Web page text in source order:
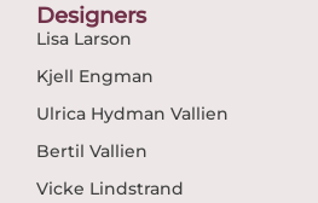
Designers
Lisa Larson
Kjell Engman
Ulrica Hydman Vallien
Bertil Vallien
Vicke Lindstrand